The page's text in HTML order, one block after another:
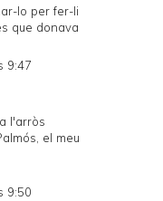
lo per fer-li
que donava
9:47
l'arròs
el meu
9:50